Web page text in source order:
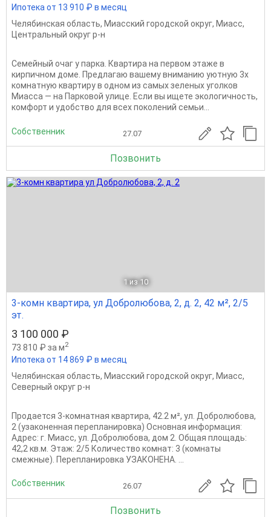
Ипотека от 13 910 ₽ в месяц
Челябинская область, Миасский городской округ, Миасс,
Центральный округ р-н
Семейный очаг у парка. Квартира на первом этаже в
кирпичном доме. Предлагаю вашему вниманию уютную 3х
комнатную квартиру в одном из самых зеленых уголков
Миасса — на Парковой улице. Если вы ищете экологичность,
комфорт и удобство для всех поколений семьи...
Собственник 27.07
Позвонить
1 из 10
3-комн квартира, ул Добролюбова, 2, д. 2, 42 м², 2/5
эт.
3 100 000 ₽
73 810 ₽ за м2
Ипотека от 14 869 ₽ в месяц
Челябинская область, Миасский городской округ, Миасс,
Северный округ р-н
Продается 3-комнатная квартира, 42.2 м², ул. Добролюбова,
2 (узаконенная перепланировка) Основная информация:
Адрес: г. Миасс, ул. Добролюбова, дом 2. Общая площадь:
42,2 кв.м. Этаж: 2/5 Количество комнат: 3 (комнаты
смежные). Перепланировка УЗАКОНЕНА. ...
Собственник 26.07
Позвонить